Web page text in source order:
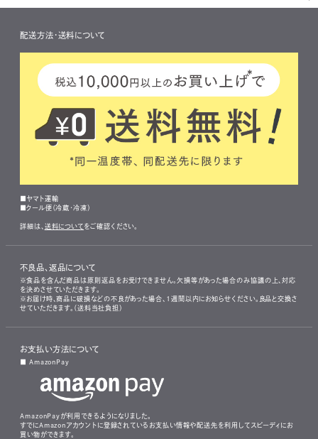
配送方法・送料について
■ヤマト運輸
■クール便（冷蔵・冷凍）
詳細は、 送料について をご確認ください。
不良品、返品について
※食品を含んだ商品は原則返品をお受けできません。欠損等があった場合のみ協議の上、対応
を決めさせていただきます。
※お届け時、商品に破損などの不良があった場合、1週間以内にお知らせください。良品と交換さ
せていただきます。（送料当社負担）
お支払い方法について
■ AmazonPay
AmazonPayが利用できるようになりました。
すでにAmazonアカウントに登録されているお支払い情報や配送先を利用してスピーディにお
買い物ができます。